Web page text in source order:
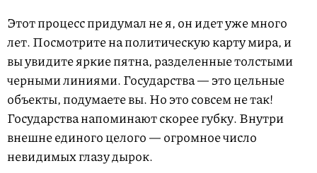
Этот процесс придумал не я, он идет уже много
лет. Посмотрите на политическую карту мира, и
вы увидите яркие пятна, разделенные толстыми
черными линиями. Государства — это цельные
объекты, подумаете вы. Но это совсем не так!
Государства напоминают скорее губку. Внутри
внешне единого целого — огромное число
невидимых глазу дырок.